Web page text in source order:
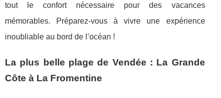
tout le confort nécessaire pour des vacances
mémorables. Préparez-vous à vivre une expérience
inoubliable au bord de l’océan !
La plus belle plage de Vendée : La Grande
Côte à La Fromentine